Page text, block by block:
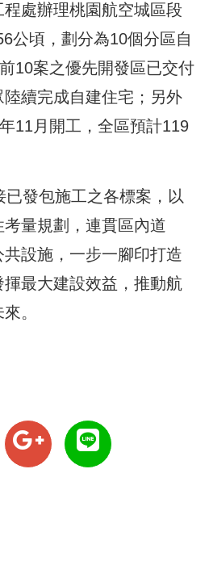
處辦理桃園航空城區段
公頃，劃分為10個分區自
10案之優先開發區已交付
續完成自建住宅；另外
11月開工，全區預計119
發包施工之各標案，以
量規劃，連貫區內道
設施，一步一腳印打造
最大建設效益，推動航
。